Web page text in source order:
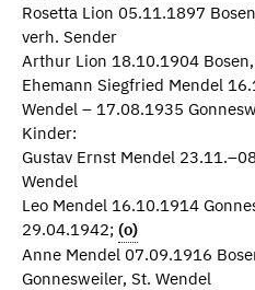
Rosetta Lion 05.11.1897
verh. Sender
Arthur Lion 18.10.1904
Ehemann Siegfried Mendel
Wendel – 17.08.1935
Kinder:
Gustav Ernst Mendel
Wendel
Leo Mendel 16.10.1914
29.04.1942; (o)
Anne Mendel 07.09.1916
Gonnesweiler, St. Wendel